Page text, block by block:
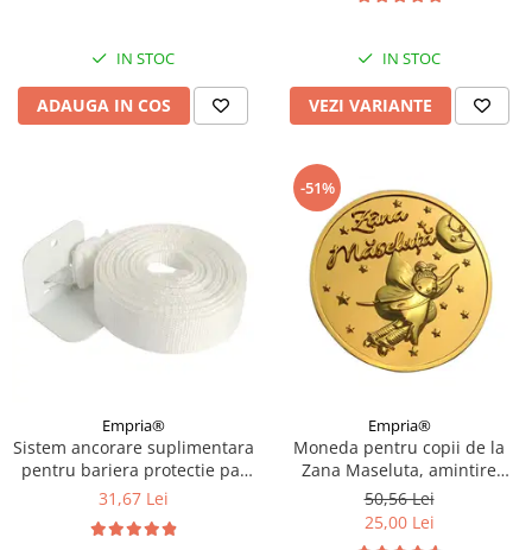
IN STOC
ADAUGA IN COS
IN STOC
VEZI VARIANTE
Empria®
Sistem ancorare suplimentara
pentru bariera protectie pat
copii
31,67 Lei
-51%
Empria®
Moneda pentru copii de la
Zana Maseluta, amintire
primul dintisor de lapte
pierdut, Empria
50,56 Lei
25,00 Lei